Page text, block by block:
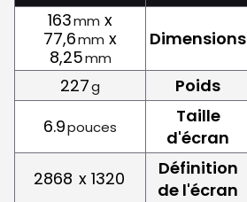
163mm x
77,6mm x
8,25mm
Dimensions
227g Poids
6.9pouces
Taille
d'écran
2868 x 1320
Définition
de l'écran